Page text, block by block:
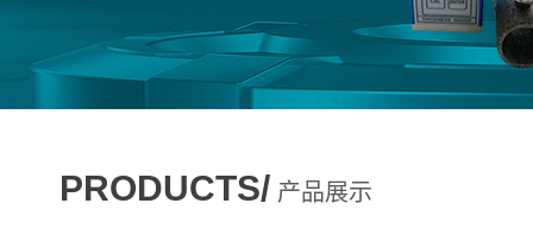
PRODUCTS/ 产品展示